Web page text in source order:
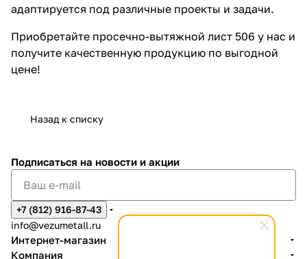
адаптируется под различные проекты и задачи.
Приобретайте просечно-вытяжной лист 506 у нас и
получите качественную продукцию по выгодной
цене!
Назад к списку
Подписаться на новости и акции
+7 (812) 916-87-43
info@vezumetall.ru
Интернет-магазин
Компания